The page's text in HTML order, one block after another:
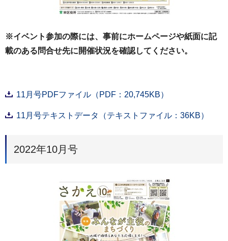
※イベント参加の際には、事前にホームページや紙面に記
載のある問合せ先に開催状況を確認してください。
11月号PDFファイル（PDF：20,745KB）
11月号テキストデータ（テキストファイル：36KB）
2022年10月号